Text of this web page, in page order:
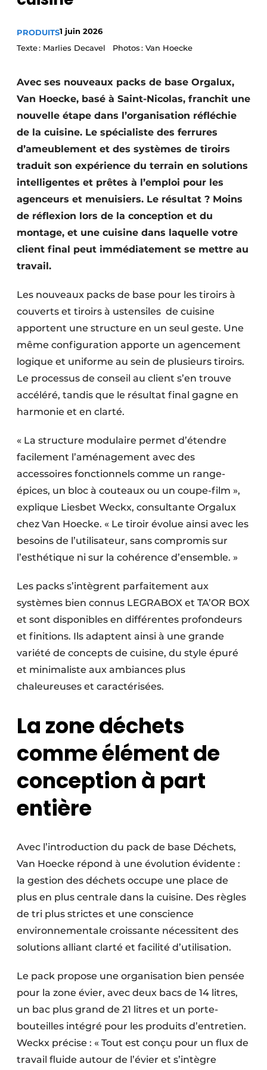
Privacy / Cookie statement
S’inscrire à l’événement
S’inscrire
Termes et conditions
Video’s
PRODUITS1 juin 2026
Texte : Marlies Decavel Photos : Van Hoecke
Avec ses nouveaux packs de base Orgalux,
Van Hoecke, basé à Saint-Nicolas, franchit une
nouvelle étape dans l’organisation réfléchie
de la cuisine. Le spécialiste des ferrures
d’ameublement et des systèmes de tiroirs
traduit son expérience du terrain en solutions
intelligentes et prêtes à l’emploi pour les
agenceurs et menuisiers. Le résultat ? Moins
de réflexion lors de la conception et du
montage, et une cuisine dans laquelle votre
client final peut immédiatement se mettre au
travail.
Les nouveaux packs de base pour les tiroirs à
couverts et tiroirs à ustensiles de cuisine
apportent une structure en un seul geste. Une
même configuration apporte un agencement
logique et uniforme au sein de plusieurs tiroirs.
Le processus de conseil au client s’en trouve
accéléré, tandis que le résultat final gagne en
harmonie et en clarté.
« La structure modulaire permet d’étendre
facilement l’aménagement avec des
accessoires fonctionnels comme un range-
épices, un bloc à couteaux ou un coupe-film »,
explique Liesbet Weckx, consultante Orgalux
chez Van Hoecke. « Le tiroir évolue ainsi avec les
besoins de l’utilisateur, sans compromis sur
l’esthétique ni sur la cohérence d’ensemble. »
Les packs s’intègrent parfaitement aux
systèmes bien connus LEGRABOX et TA’OR BOX
et sont disponibles en différentes profondeurs
et finitions. Ils adaptent ainsi à une grande
variété de concepts de cuisine, du style épuré
et minimaliste aux ambiances plus
chaleureuses et caractérisées.
La zone déchets
comme élément de
conception à part
entière
Avec l’introduction du pack de base Déchets,
Van Hoecke répond à une évolution évidente :
la gestion des déchets occupe une place de
plus en plus centrale dans la cuisine. Des règles
de tri plus strictes et une conscience
environnementale croissante nécessitent des
solutions alliant clarté et facilité d’utilisation.
Le pack propose une organisation bien pensée
pour la zone évier, avec deux bacs de 14 litres,
un bac plus grand de 21 litres et un porte-
bouteilles intégré pour les produits d’entretien.
Weckx précise : « Tout est conçu pour un flux de
travail fluide autour de l’évier et s’intègre